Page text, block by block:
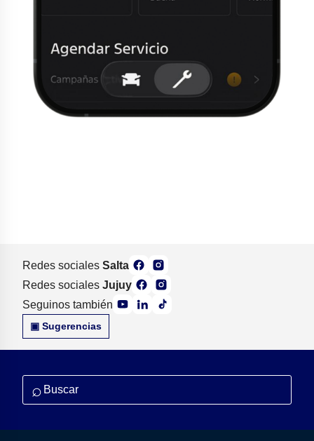
Redes sociales Salta
Redes sociales Jujuy
Seguinos también
▣ Sugerencias
⌕